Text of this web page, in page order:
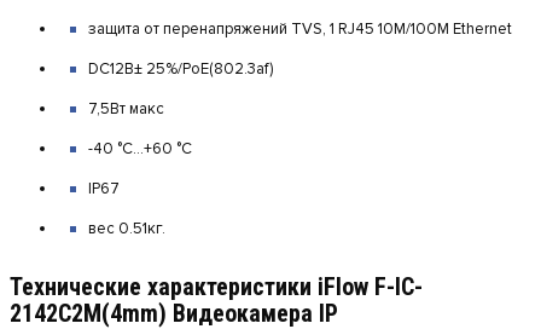
защита от перенапряжений TVS, 1 RJ45 10M/100M Ethernet
DC12В± 25%/PoE(802.3af)
7,5Вт макс
-40 °C...+60 °C
IP67
вес 0.51кг.
Технические характеристики iFlow F-IC-
2142C2M(4mm) Видеокамера IP